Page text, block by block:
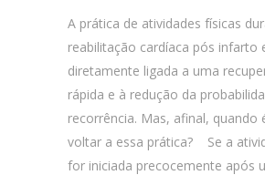
A prática de atividades físicas
reabilitação cardíaca pós infarto
diretamente ligada a uma
rápida e à redução da
recorrência. Mas, afinal, quando
voltar a essa prática? Se a
for iniciada precocemente após